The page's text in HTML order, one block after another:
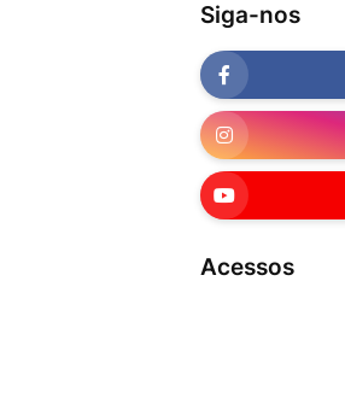
Siga-nos
Acessos